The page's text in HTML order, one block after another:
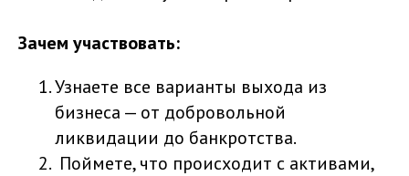
Зачем участвовать:
Узнаете все варианты выхода из
бизнеса — от добровольной
ликвидации до банкротства.
Поймете, что происходит с активами,